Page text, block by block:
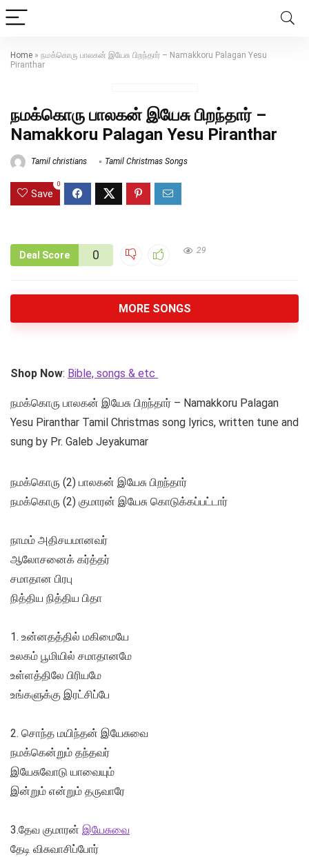
Home » நமக்கொரு பாலகன் இயேசு பிறந்தார் – Namakkoru Palagan Yesu
Piranthar
நமக்கொரு பாலகன் இயேசு பிறந்தார் –
Namakkoru Palagan Yesu Piranthar
Tamil christians Tamil Christmas Songs
Save
0
Deal Score 0 29
MORE SONGS
Shop Now: Bible, songs & etc
நமக்கொரு பாலகன் இயேசு பிறந்தார் – Namakkoru Palagan
Yesu Piranthar Tamil Christmas song lyrics, written tune and
sung by Pr. Galeb Jeyakumar
நமக்கொரு (2) பாலகன் இயேசு பிறந்தார்
நமக்கொரு (2) குமாரன் இயேசு கொடுக்கப்பட்டார்
நாமம் அதிசயமானவர்
ஆலோசனைக் கர்த்தர்
சமாதான பிரபு
நித்திய நித்திய பிதா
1. உன்னதத்தில் மகிமையே
உலகம் பூமியில் சமாதானமே
உள்ளத்திலே பிரியமே
உங்களுக்கு இரட்சிப்பே
2. சொந்த மயிந்தன் இயேசுவை
நமக்கென்றும் தந்தவர்
இயேசுவோடு யாவையும்
இன்றும் என்றும் தருவாரே
3.தேவ குமாரன் இயேசுவை
தேடி விசுவாசிப்போர்